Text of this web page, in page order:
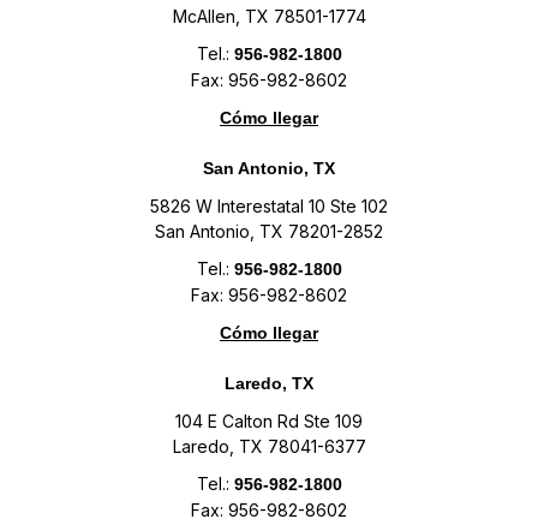
McAllen, TX 78501-1774
Tel.: 956-982-1800
Fax: 956-982-8602
Cómo llegar
San Antonio, TX
5826 W Interestatal 10 Ste 102
San Antonio, TX 78201-2852
Tel.: 956-982-1800
Fax: 956-982-8602
Cómo llegar
Laredo, TX
104 E Calton Rd Ste 109
Laredo, TX 78041-6377
Tel.: 956-982-1800
Fax: 956-982-8602